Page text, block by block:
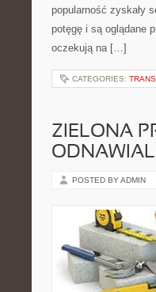
popularność zyskały
potęgę i są oglądane
oczekują na […]
CATEGORIES:
ZIELONA
POSTED BY ADMIN